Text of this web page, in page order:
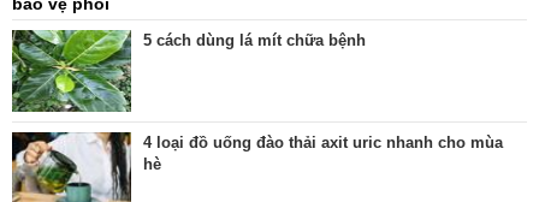
5 cách dùng lá mít chữa bệnh
4 loại đồ uống đào thải axit uric nhanh cho mùa
hè